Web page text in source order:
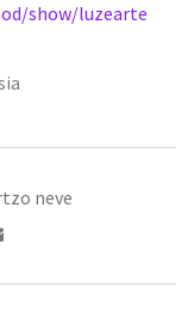
show/luzearte
neve